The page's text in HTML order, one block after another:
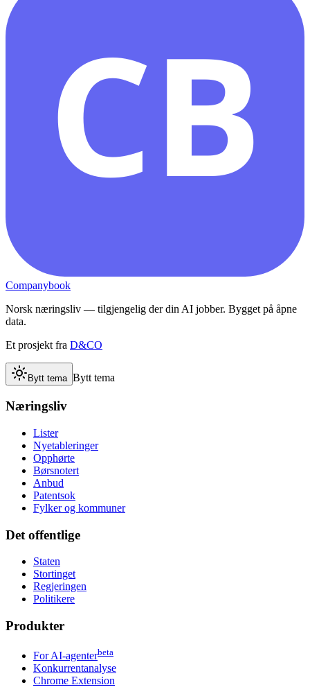
CB
Companybook
Norsk næringsliv — tilgjengelig der din AI jobber. Bygget på åpne
data.
Et prosjekt fra D&CO
Bytt tema Bytt tema
Næringsliv
Lister
Nyetableringer
Opphørte
Børsnotert
Anbud
Patentsok
Fylker og kommuner
Det offentlige
Staten
Stortinget
Regjeringen
Politikere
Produkter
For AI-agenterbeta
Konkurrentanalyse
Chrome Extension